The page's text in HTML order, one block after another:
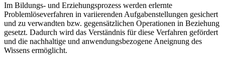
Im Bildungs- und Erziehungsprozess werden erlernte
Problemlöseverfahren in variierenden Aufgabenstellungen gesichert
und zu verwandten bzw. gegensätzlichen Operationen in Beziehung
gesetzt. Dadurch wird das Verständnis für diese Verfahren gefördert
und die nachhaltige und anwendungsbezogene Aneignung des
Wissens ermöglicht.